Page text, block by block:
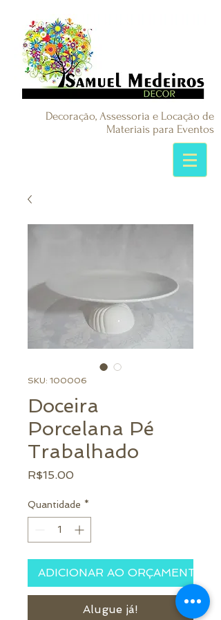
Decoração, Assessoria e Locação de
Materiais para Eventos
SKU: 100006
Doceira
Porcelana Pé
Trabalhado
R$15.00
Quantidade *
ADICIONAR AO ORÇAMENTO
Alugue já!